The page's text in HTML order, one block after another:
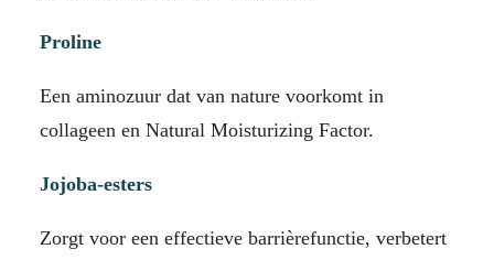
Proline
Een aminozuur dat van nature voorkomt in
collageen en Natural Moisturizing Factor.
Jojoba-esters
Zorgt voor een effectieve barrièrefunctie, verbetert